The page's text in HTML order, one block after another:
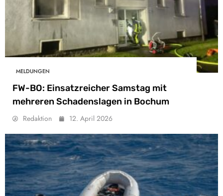
MELDUNGEN
FW-BO: Einsatzreicher Samstag mit
mehreren Schadenslagen in Bochum
Redaktion 12. April 2026